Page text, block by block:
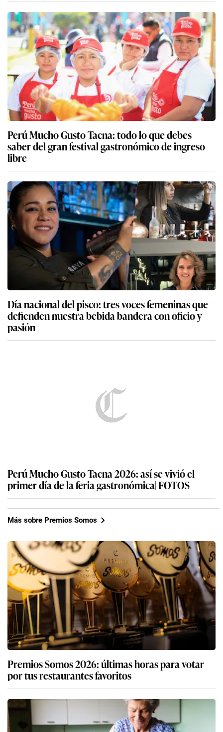
Perú Mucho Gusto Tacna: todo lo que debes
saber del gran festival gastronómico de ingreso
libre
Día nacional del pisco: tres voces femeninas que
defienden nuestra bebida bandera con oficio y
pasión
Perú Mucho Gusto Tacna 2026: así se vivió el
primer día de la feria gastronómica| FOTOS
Más sobre Premios Somos
Premios Somos 2026: últimas horas para votar
por tus restaurantes favoritos